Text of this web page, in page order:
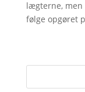
lægterne, men
følge opgøret